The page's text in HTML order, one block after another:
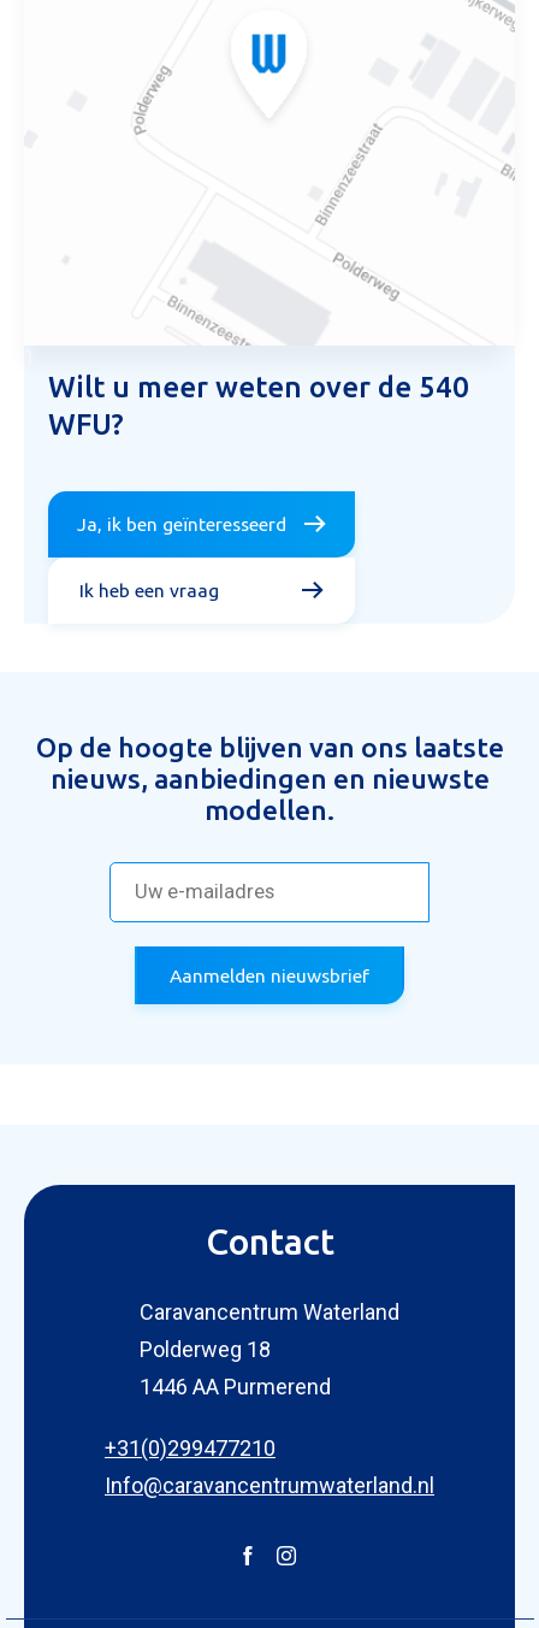
Wilt u meer weten over de 540
WFU?
Ja, ik ben geïnteresseerd
Ik heb een vraag
Op de hoogte blijven van ons laatste
nieuws, aanbiedingen en nieuwste
modellen.
Aanmelden nieuwsbrief
Contact
Caravancentrum Waterland
Polderweg 18
1446 AA Purmerend
+31(0)299477210
Info@caravancentrumwaterland.nl